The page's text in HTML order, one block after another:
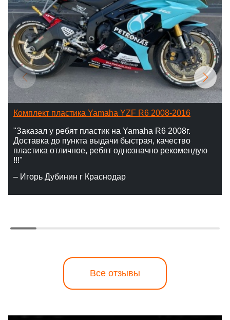
Комплект пластика Yamaha YZF R6 2008-2016
"Заказал у ребят пластик на Yamaha R6 2008г.
Доставка до пункта выдачи быстрая, качество
пластика отличное, ребят однозначно рекомендую
!!!"
– Игорь Дубинин г Краснодар
Все отзывы